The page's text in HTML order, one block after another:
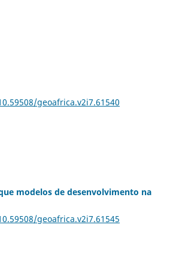
geoafrica.v2i7.61540
modelos de desenvolvimento na
geoafrica.v2i7.61545